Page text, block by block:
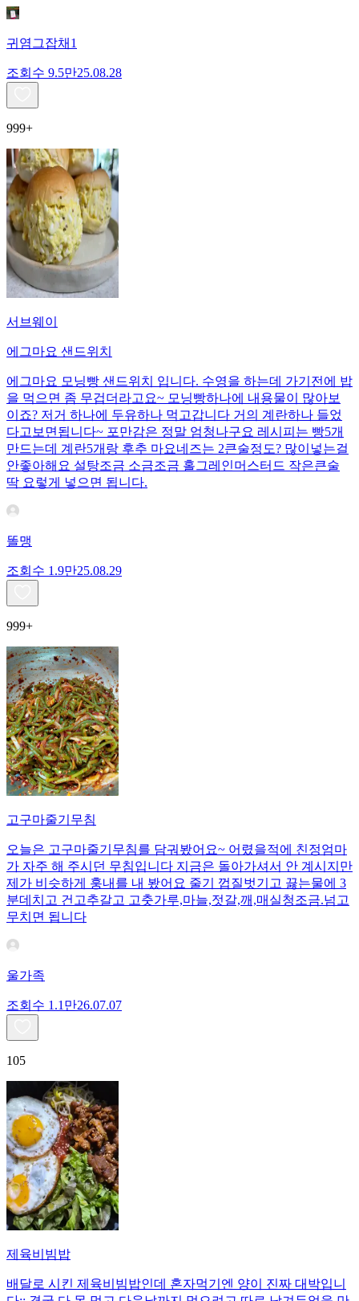
귀염그잡채1
조회수 9.5만25.08.28
999+
서브웨이
에그마요 샌드위치
에그마요 모닝빵 샌드위치 입니다. 수영을 하는데 가기전에 밥
을 먹으면 좀 무겁더라고요~ 모닝빵하나에 내용물이 많아보
이죠? 저거 하나에 두유하나 먹고갑니다 거의 계란하나 들었
다고보면됩니다~ 포만감은 정말 엄청나구요 레시피는 빵5개
만드는데 계란5개랑 후추 마요네즈는 2큰술정도? 많이넣는걸
안좋아해요 설탕조금 소금조금 홀그레인머스터드 작은큰술
딱 요렇게 넣으면 됩니다.
똘맹
조회수 1.9만25.08.29
999+
고구마줄기무침
오늘은 고구마줄기무침를 담궈봤어요~ 어렸을적에 친정엄마
가 자주 해 주시던 무침입니다 지금은 돌아가셔서 안 계시지만
제가 비슷하게 훙내를 내 봤어요 줄기 껍질벗기고 끓는물에 3
분데치고 건고추갈고 고춧가루,마늘,젓갈,깨,매실청조금.넘고
무치면 됩니다
울가족
조회수 1.1만26.07.07
105
제육비빔밥
배달로 시킨 제육비빔밥인데 혼자먹기엔 양이 진짜 대박입니